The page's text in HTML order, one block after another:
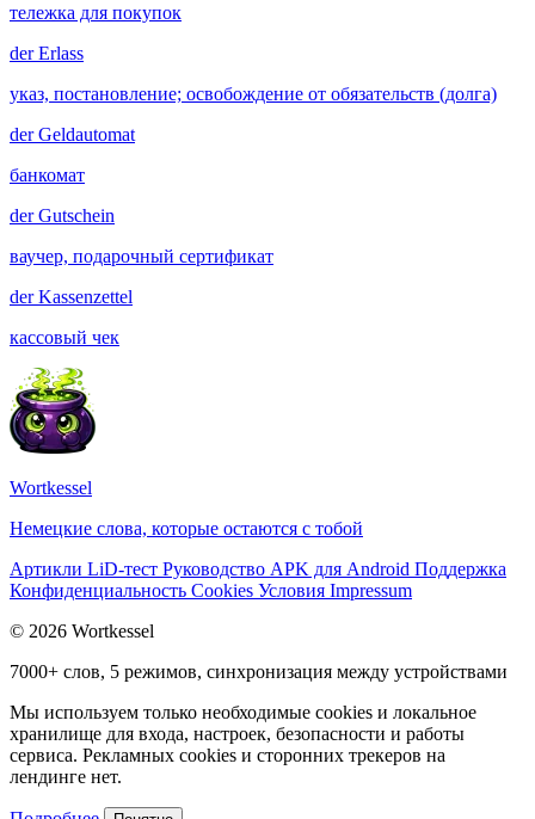
тележка для покупок
derErlass
указ, постановление; освобождение от обязательств (долга)
derGeldautomat
банкомат
derGutschein
ваучер, подарочный сертификат
derKassenzettel
кассовый чек
Wortkessel
Немецкие слова, которые остаются с тобой
Артикли LiD-тест Руководство APK для Android Поддержка
Конфиденциальность Cookies Условия Impressum
© 2026 Wortkessel
7000+ слов, 5 режимов, синхронизация между устройствами
Мы используем только необходимые cookies и локальное
хранилище для входа, настроек, безопасности и работы
сервиса. Рекламных cookies и сторонних трекеров на
лендинге нет.